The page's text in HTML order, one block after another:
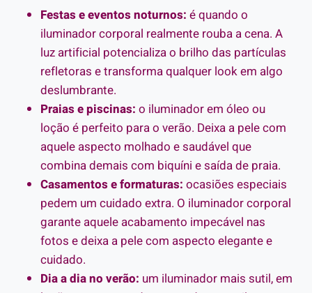
Festas e eventos noturnos: é quando o
iluminador corporal realmente rouba a cena. A
luz artificial potencializa o brilho das partículas
refletoras e transforma qualquer look em algo
deslumbrante.
Praias e piscinas: o iluminador em óleo ou
loção é perfeito para o verão. Deixa a pele com
aquele aspecto molhado e saudável que
combina demais com biquíni e saída de praia.
Casamentos e formaturas: ocasiões especiais
pedem um cuidado extra. O iluminador corporal
garante aquele acabamento impecável nas
fotos e deixa a pele com aspecto elegante e
cuidado.
Dia a dia no verão: um iluminador mais sutil, em